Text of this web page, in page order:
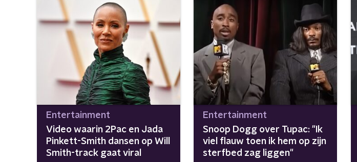
Entertainment
Video waarin 2Pac en Jada
Pinkett-Smith dansen op Will
Smith-track gaat viral
Entertainment
Snoop Dogg over Tupac: "Ik
viel flauw toen ik hem op zijn
sterfbed zag liggen"